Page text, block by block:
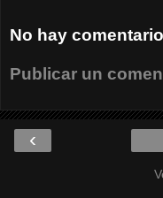
No hay
Publicar un
‹